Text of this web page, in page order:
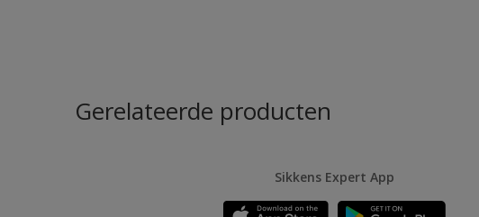
Gerelateerde producten
Sikkens Expert App